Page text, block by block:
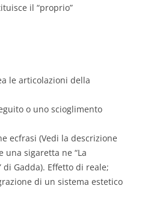
il “proprio”
le articolazioni della
o uno scioglimento
ecfrasi (Vedi la descrizione
una sigaretta ne “La
Gadda). Effetto di reale;
di un sistema estetico